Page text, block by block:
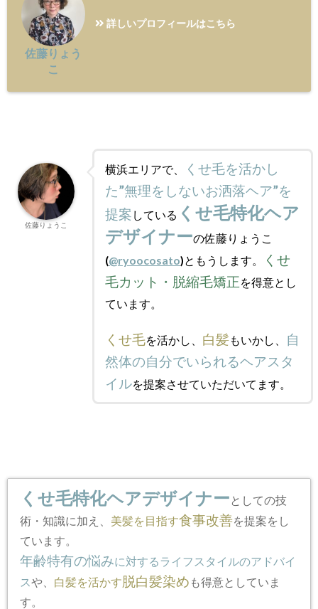
佐藤りょう
こ
詳しいプロフィールはこちら
横浜エリアで、
くせ毛を活かし
た”無理をしないお洒落ヘア”を
提案 している くせ毛特化ヘア
デザイナーの佐藤りょうこ
(@ryoocosato)ともうします。
くせ
毛カット・脱縮毛矯正を得意とし
ています。
くせ毛を活かし、 白髪もいかし、
自
然体の自分でいられるヘアスタ
イルを提案させていただいてます。
佐藤りょうこ
くせ毛特化ヘアデザイナー としての技
術・知識に加え、 美髪を目指す食事改善を提案をし
ています。
年齢特有の悩みに対するライフスタイルのアドバイ
スや、 白髪を活かす脱白髪染め も得意としていま
す。